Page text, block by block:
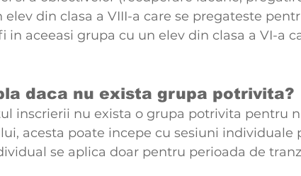
elev din clasa a VIII-a care se pregateste
in aceeasi grupa cu un elev din clasa a VI-a
daca nu exista grupa potrivita?
inscrierii nu exista o grupa potrivita pentru
acesta poate incepe cu sesiuni individuale
se aplica doar pentru perioada de